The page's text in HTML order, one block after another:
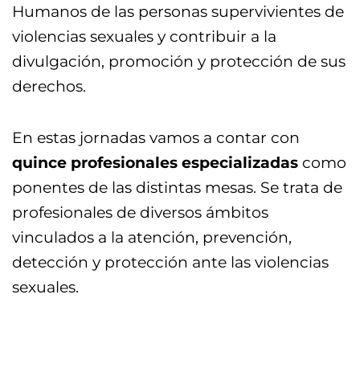
Humanos de las personas supervivientes de
violencias sexuales y contribuir a la
divulgación, promoción y protección de sus
derechos.
En estas jornadas vamos a contar con
quince profesionales especializadas como
ponentes de las distintas mesas. Se trata de
profesionales de diversos ámbitos
vinculados a la atención, prevención,
detección y protección ante las violencias
sexuales.